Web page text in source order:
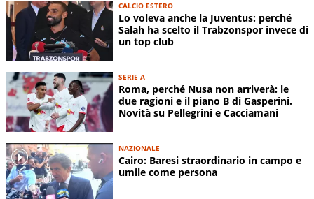
CALCIO ESTERO
Lo voleva anche la Juventus: perché
Salah ha scelto il Trabzonspor invece di
un top club
SERIE A
Roma, perché Nusa non arriverà: le
due ragioni e il piano B di Gasperini.
Novità su Pellegrini e Cacciamani
NAZIONALE
Cairo: Baresi straordinario in campo e
umile come persona